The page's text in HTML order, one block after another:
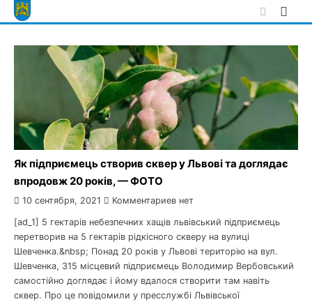
Skip
to
Як підприємець створив сквер у Львові та доглядає
впродовж 20 років, — ФОТО
10 сентября, 2021 Комментариев нет
[ad_1] 5 гектарів небезпечних хащів львівський підприємець
перетворив на 5 гектарів рідкісного скверу на вулиці
Шевченка.&nbsp; Понад 20 років у Львові територію на вул.
Шевченка, 315 місцевий підприємець Володимир Вербовський
самостійно доглядає і йому вдалося створити там навіть
сквер. Про це повідомили у пресслужбі Львівської